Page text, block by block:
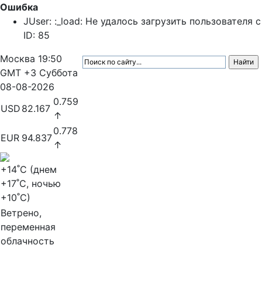
Ошибка
JUser: :_load: Не удалось загрузить пользователя с
ID: 85
Москва 19:50
GMT +3 Суббота
08-08-2026
USD 82.167
0.759
↑
EUR 94.837
0.778
↑
+14˚C (днем
+17˚C, ночью
+10˚C)
Ветрено,
переменная
облачность